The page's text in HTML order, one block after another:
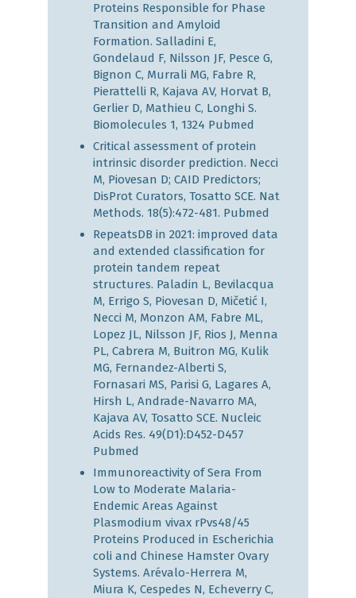
Proteins Responsible for Phase
Transition and Amyloid
Formation. Salladini E,
Gondelaud F, Nilsson JF, Pesce G,
Bignon C, Murrali MG, Fabre R,
Pierattelli R, Kajava AV, Horvat B,
Gerlier D, Mathieu C, Longhi S.
Biomolecules 1, 1324 Pubmed
Critical assessment of protein
intrinsic disorder prediction. Necci
M, Piovesan D; CAID Predictors;
DisProt Curators, Tosatto SCE. Nat
Methods. 18(5):472-481. Pubmed
RepeatsDB in 2021: improved data
and extended classification for
protein tandem repeat
structures. Paladin L, Bevilacqua
M, Errigo S, Piovesan D, Mičetić I,
Necci M, Monzon AM, Fabre ML,
Lopez JL, Nilsson JF, Rios J, Menna
PL, Cabrera M, Buitron MG, Kulik
MG, Fernandez-Alberti S,
Fornasari MS, Parisi G, Lagares A,
Hirsh L, Andrade-Navarro MA,
Kajava AV, Tosatto SCE. Nucleic
Acids Res. 49(D1):D452-D457
Pubmed
Immunoreactivity of Sera From
Low to Moderate Malaria-
Endemic Areas Against
Plasmodium vivax rPvs48/45
Proteins Produced in Escherichia
coli and Chinese Hamster Ovary
Systems. Arévalo-Herrera M,
Miura K, Cespedes N, Echeverry C,